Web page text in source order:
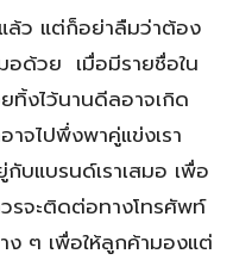
ล้ว แต่ก็อย่าลืมว่าต้อง
อด้วย เมื่อมีรายชื่อใน
งไว้นานดีลอาจเกิด
าจไปพึ่งพาคู่แข่งเรา
บแบรนด์เราเสมอ เพื่อ
วรจะติดต่อทางโทรศัพท์
ง ๆ เพื่อให้ลูกค้ามองแต่